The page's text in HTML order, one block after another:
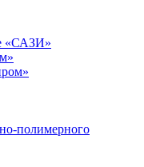
«САЗИ»
полимерного